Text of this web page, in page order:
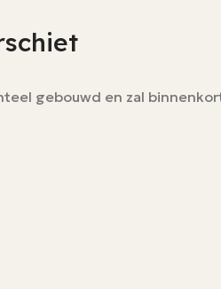
gebouwd en zal